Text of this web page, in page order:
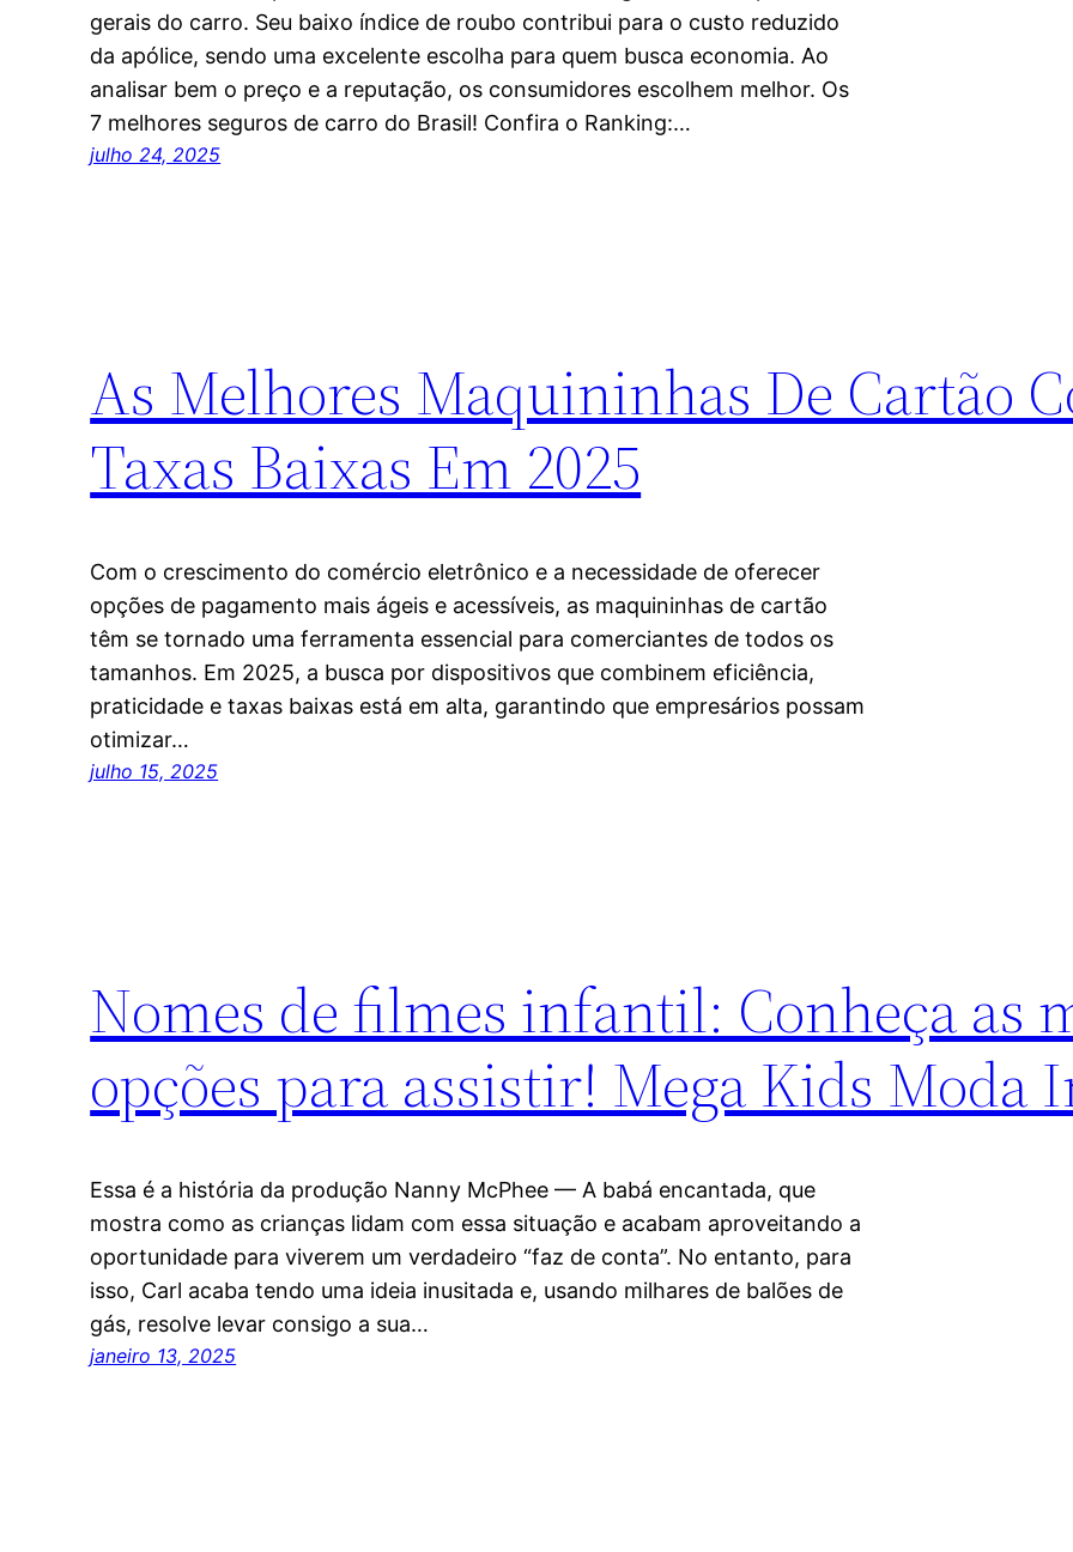
gerais do carro. Seu baixo índice de roubo contribui para o custo reduzido
da apólice, sendo uma excelente escolha para quem busca economia. Ao
analisar bem o preço e a reputação, os consumidores escolhem melhor. Os
7 melhores seguros de carro do Brasil! Confira o Ranking:…
julho 24, 2025
As Melhores Maquininhas De Cartão
Taxas Baixas Em 2025
Com o crescimento do comércio eletrônico e a necessidade de oferecer
opções de pagamento mais ágeis e acessíveis, as maquininhas de cartão
têm se tornado uma ferramenta essencial para comerciantes de todos os
tamanhos. Em 2025, a busca por dispositivos que combinem eficiência,
praticidade e taxas baixas está em alta, garantindo que empresários possam
otimizar…
julho 15, 2025
Nomes de filmes infantil: Conheça as
opções para assistir! Mega Kids Moda
Essa é a história da produção Nanny McPhee — A babá encantada, que
mostra como as crianças lidam com essa situação e acabam aproveitando a
oportunidade para viverem um verdadeiro “faz de conta”. No entanto, para
isso, Carl acaba tendo uma ideia inusitada e, usando milhares de balões de
gás, resolve levar consigo a sua…
janeiro 13, 2025